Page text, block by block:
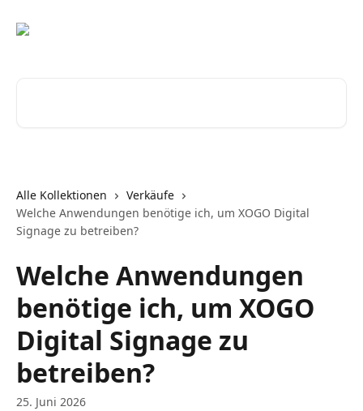
Alle Kollektionen
Verkäufe
Welche Anwendungen benötige ich, um XOGO Digital
Signage zu betreiben?
Welche Anwendungen
benötige ich, um XOGO
Digital Signage zu
betreiben?
25. Juni 2026